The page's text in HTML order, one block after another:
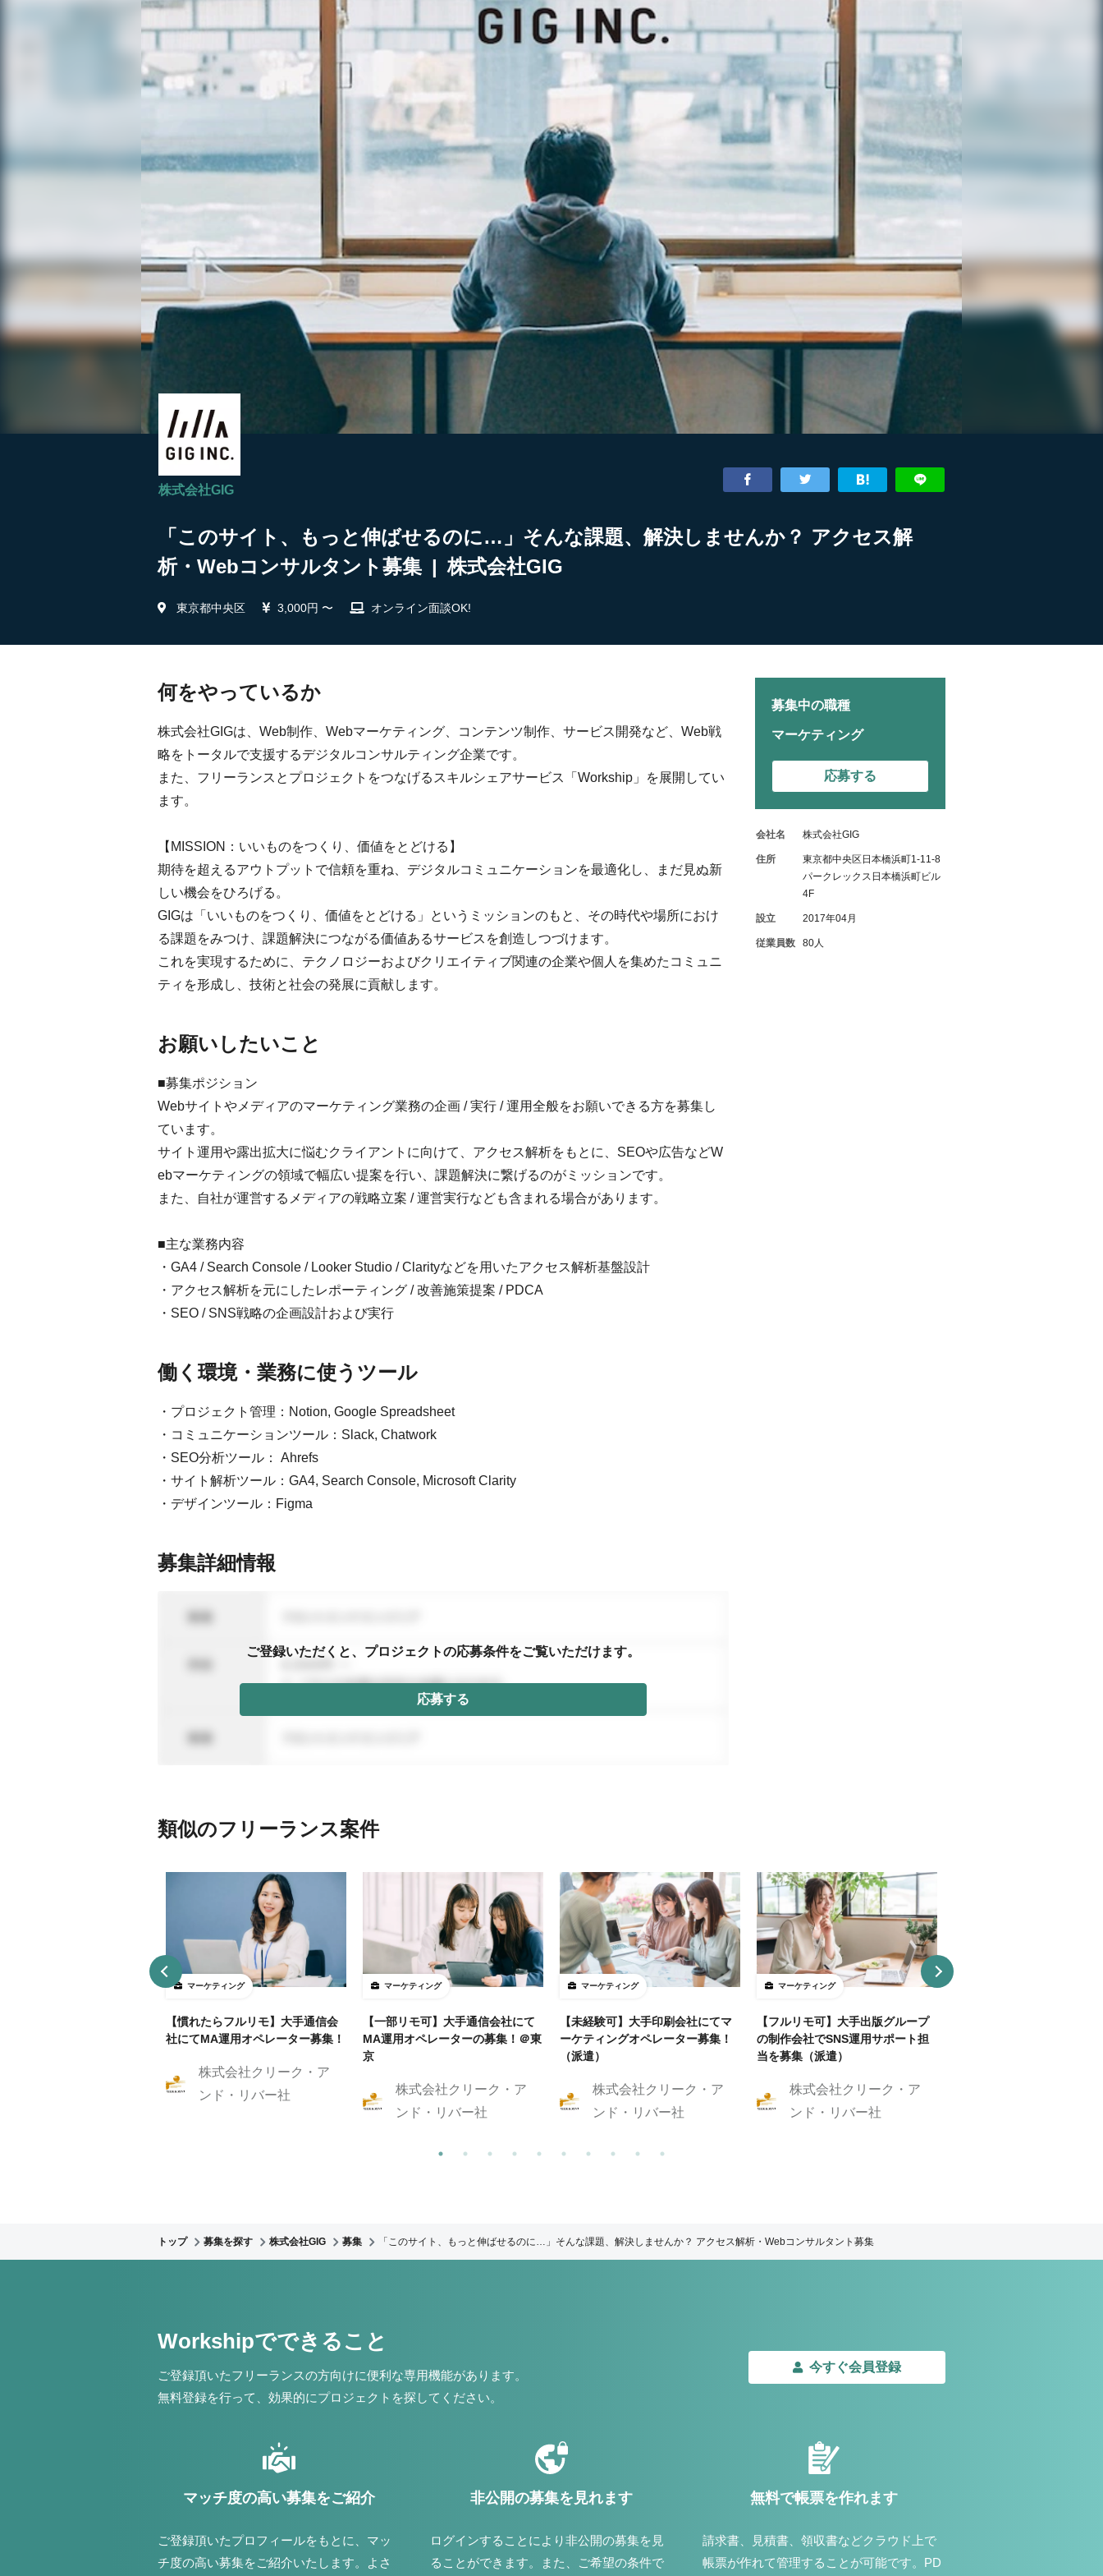
株式会社GIG
「このサイト、もっと伸ばせるのに…」そんな課題、解決しませんか？ アクセス解
析・Webコンサルタント募集 | 株式会社GIG
東京都中央区 3,000円 〜 オンライン面談OK!
何をやっているか
株式会社GIGは、Web制作、Webマーケティング、コンテンツ制作、サービス開発など、Web戦
略をトータルで支援するデジタルコンサルティング企業です。
また、フリーランスとプロジェクトをつなげるスキルシェアサービス「Workship」を展開してい
ます。
【MISSION：いいものをつくり、価値をとどける】
期待を超えるアウトプットで信頼を重ね、デジタルコミュニケーションを最適化し、まだ見ぬ新
しい機会をひろげる。
GIGは「いいものをつくり、価値をとどける」というミッションのもと、その時代や場所におけ
る課題をみつけ、課題解決につながる価値あるサービスを創造しつづけます。
これを実現するために、テクノロジーおよびクリエイティブ関連の企業や個人を集めたコミュニ
ティを形成し、技術と社会の発展に貢献します。
お願いしたいこと
■募集ポジション
Webサイトやメディアのマーケティング業務の企画 / 実行 / 運用全般をお願いできる方を募集し
ています。
サイト運用や露出拡大に悩むクライアントに向けて、アクセス解析をもとに、SEOや広告などW
ebマーケティングの領域で幅広い提案を行い、課題解決に繋げるのがミッションです。
また、自社が運営するメディアの戦略立案 / 運営実行なども含まれる場合があります。
■主な業務内容
・GA4 / Search Console / Looker Studio / Clarityなどを用いたアクセス解析基盤設計
・アクセス解析を元にしたレポーティング / 改善施策提案 / PDCA
・SEO / SNS戦略の企画設計および実行
働く環境・業務に使うツール
・プロジェクト管理：Notion, Google Spreadsheet
・コミュニケーションツール：Slack, Chatwork
・SEO分析ツール： Ahrefs
・サイト解析ツール：GA4, Search Console, Microsoft Clarity
・デザインツール：Figma
募集詳細情報
ご登録いただくと、プロジェクトの応募条件をご覧いただけます。
応募する
募集中の職種
マーケティング
応募する
会社名 株式会社GIG
住所
東京都中央区日本橋浜町1-11-8
パークレックス日本橋浜町ビル
4F
設立 2017年04月
従業員数 80人
類似のフリーランス案件
マーケティング
【慣れたらフルリモ】大手通信会
社にてMA運用オペレーター募集！
株式会社クリーク・ア
ンド・リバー社
マーケティング
【一部リモ可】大手通信会社にて
MA運用オペレーターの募集！＠東
京
株式会社クリーク・ア
ンド・リバー社
マーケティング
【未経験可】大手印刷会社にてマ
ーケティングオペレーター募集！
（派遣）
株式会社クリーク・ア
ンド・リバー社
マーケティング
【フルリモ可】大手出版グループ
の制作会社でSNS運用サポート担
当を募集（派遣）
株式会社クリーク・ア
ンド・リバー社
トップ 募集を探す 株式会社GIG 募集 「このサイト、もっと伸ばせるのに…」そんな課題、解決しませんか？ アクセス解析・Webコンサルタント募集
Workshipでできること
ご登録頂いたフリーランスの方向けに便利な専用機能があります。
無料登録を行って、効果的にプロジェクトを探してください。
今すぐ会員登録
マッチ度の高い募集をご紹介
ご登録頂いたプロフィールをもとに、マッ
チ度の高い募集をご紹介いたします。よさ
非公開の募集を見れます
ログインすることにより非公開の募集を見
ることができます。また、ご希望の条件で
無料で帳票を作れます
請求書、見積書、領収書などクラウド上で
帳票が作れて管理することが可能です。PD